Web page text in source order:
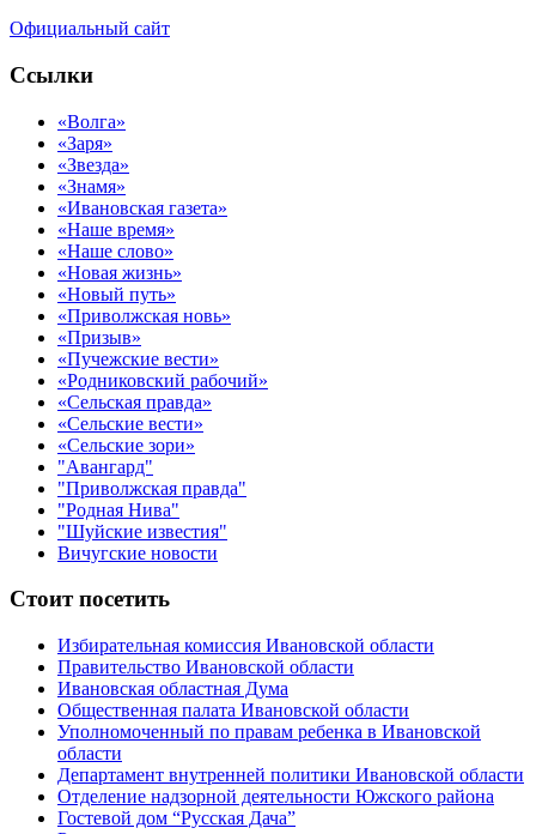
Официальный сайт
Ссылки
«Волга»
«Заря»
«Звезда»
«Знамя»
«Ивановская газета»
«Наше время»
«Наше слово»
«Новая жизнь»
«Новый путь»
«Приволжская новь»
«Призыв»
«Пучежские вести»
«Родниковский рабочий»
«Сельская правда»
«Сельские вести»
«Сельские зори»
"Авангард"
"Приволжская правда"
"Родная Нива"
"Шуйские известия"
Вичугские новости
Стоит посетить
Избирательная комиссия Ивановской области
Правительство Ивановской области
Ивановская областная Дума
Общественная палата Ивановской области
Уполномоченный по правам ребенка в Ивановской
области
Департамент внутренней политики Ивановской области
Отделение надзорной деятельности Южского района
Гостевой дом “Русская Дача”